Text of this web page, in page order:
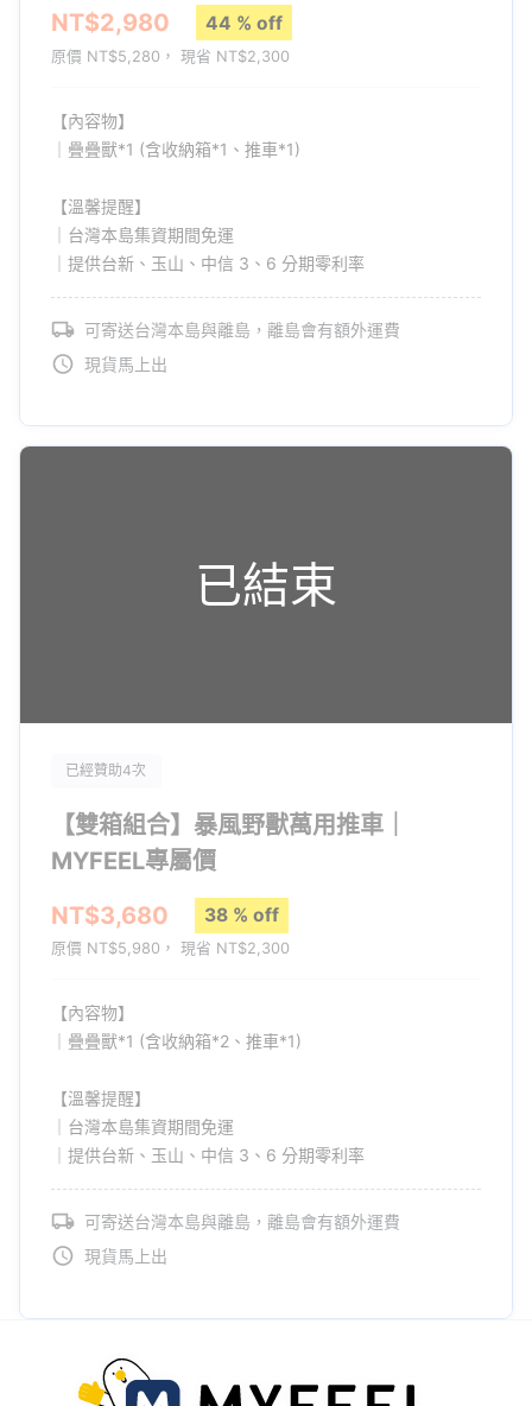
什麼都可以裝，搬運物品靠它就夠！
超會吃 x 超會揹 x 可以折 x 可以疊
《疊疊獸》不只擁有巨大食量、強大負重力，
還可以折可以疊，收納箱與推車本體還可以拆開，
堪稱最彈性最自由 的推車！
《疊疊獸》百變型態，想疊就疊！
🔥最強輪子配套：集資期間下單，再贈
強化輪為橡膠材質，具備高強度鍍鋅輪軸，擁有更高承載力與耐用
性；升級轉向軸，可以 360 度旋轉，恣意改變行動方向；同時增高
外地形。
《疊疊獸》能為空間折腰，超薄收納設
NT$2,980
44 % off
原價 NT$5,280， 現省 NT$2,300
【內容物】
｜疊疊獸*1 (含收納箱*1、推車*1)
【溫馨提醒】
｜台灣本島集資期間免運
｜提供台新、玉山、中信 3、6 分期零利率
可寄送台灣本島與離島，離島會有額外運費
現貨馬上出
已結束
已經贊助4次
【雙箱組合】暴風野獸萬用推車｜
MYFEEL專屬價
NT$3,680
38 % off
原價 NT$5,980， 現省 NT$2,300
【內容物】
｜疊疊獸*1 (含收納箱*2、推車*1)
【溫馨提醒】
｜台灣本島集資期間免運
｜提供台新、玉山、中信 3、6 分期零利率
可寄送台灣本島與離島，離島會有額外運費
現貨馬上出